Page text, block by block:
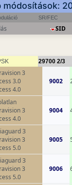
SR/FEC
SID
29700 2/3
3
3.0
4.0
9002
3
4.0
9004
3
3
5.0
9005
3
3
5.0
9006